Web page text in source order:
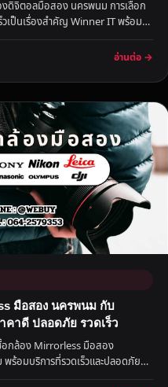
ดิจิตอลมือสอง นครพนม การเลือก
วเป็นเรื่องสำคัญ Winner IT พร้อม
อ่านต่อ →
มือสอง นครพนม กับ
คาดี ปลอดภัย รวดเร็ว
กล้อง Mirrorless มือสอง
ร้อมบริการที่รวดเร็วและปลอดภัย